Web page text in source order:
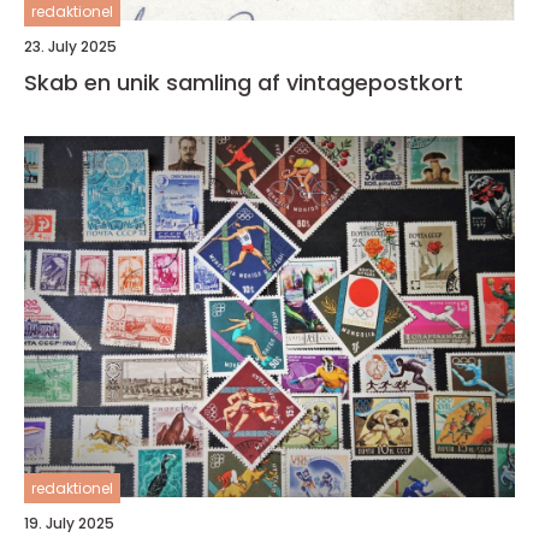
redaktionel
23. July 2025
Skab en unik samling af vintagepostkort
redaktionel
19. July 2025